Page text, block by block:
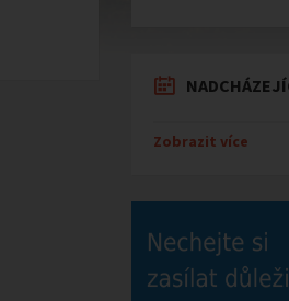
Zobrazit více